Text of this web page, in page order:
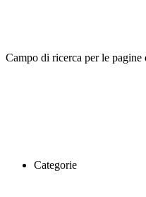
Campo di ricerca per le pagine
Categorie